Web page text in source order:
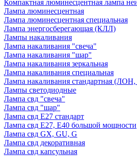
Компактная люминесцентная лампа
Лампа люминесцентная
Лампа люминесцентная специальная
Лампа энергосберегающая (КЛЛ)
Лампы накаливания
Лампа накаливания "свеча"
Лампа накаливания "шар"
Лампа накаливания зеркальная
Лампа накаливания специальная
Лампа накаливания стандартная
Лампы светодиодные
Лампа свд "свеча"
Лампа свд "шар"
Лампа свд E27 стандарт
Лампа свд E27, Е40 большой мощности
Лампа свд GX, GU, G
Лампа свд декоративная
Лампа свд капсульная